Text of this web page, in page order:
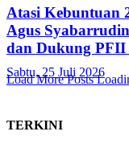
Atasi Kebuntuan
Agus
dan Dukung PFII
Sabtu, 25 Juli 2026
Load More Posts
TERKINI